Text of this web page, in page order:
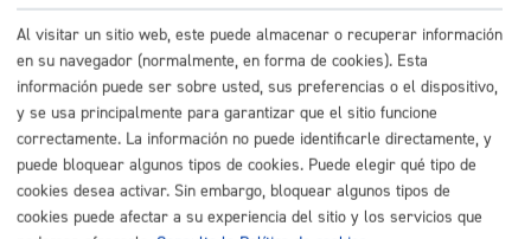
o de cualquiera de sus
Organismos Públicos
(OrganismosAutónomos y
EPEs) subgrupo A1
Contacto de
Dirección:Paseo de Anoeta, 18
20014 Donostia
Telefono:943481532
Al visitar un sitio web, este puede almacenar o recuperar información
en su navegador (normalmente, en forma de cookies). Esta
información puede ser sobre usted, sus preferencias o el dispositivo,
y se usa principalmente para garantizar que el sitio funcione
correctamente. La información no puede identificarle directamente, y
puede bloquear algunos tipos de cookies. Puede elegir qué tipo de
cookies desea activar. Sin embargo, bloquear algunos tipos de
cookies puede afectar a su experiencia del sitio y los servicios que